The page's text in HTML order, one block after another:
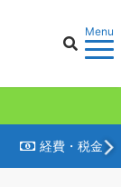
Menu
経費・税金